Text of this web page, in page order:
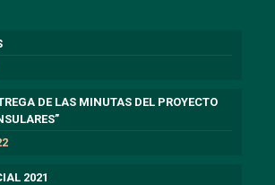
DE LAS MINUTAS DEL PROYECTO
2021